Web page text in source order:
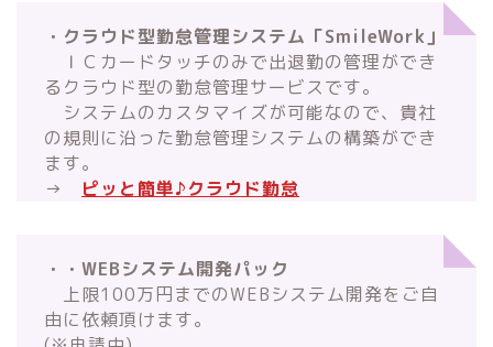
・クラウド型勤怠管理システム「SmileWork」
ＩＣカードタッチのみで出退勤の管理ができ
るクラウド型の勤怠管理サービスです。
システムのカスタマイズが可能なので、貴社
の規則に沿った勤怠管理システムの構築ができ
ます。
→ ピッと簡単♪クラウド勤怠
・・WEBシステム開発パック
上限100万円までのWEBシステム開発をご自
由に依頼頂けます。